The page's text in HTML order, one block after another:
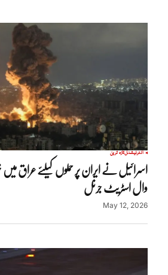
انٹرنیشنلتازہ ترین
اسرائیل نے ایران پر حملوں کیلئے عراق میں
وال اسٹریٹ جرنل
May 12, 2026